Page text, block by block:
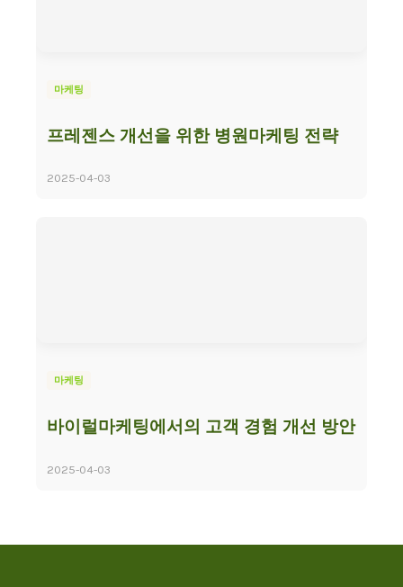
마케팅
프레젠스 개선을 위한 병원마케팅 전략
2025-04-03
마케팅
바이럴마케팅에서의 고객 경험 개선 방안
2025-04-03